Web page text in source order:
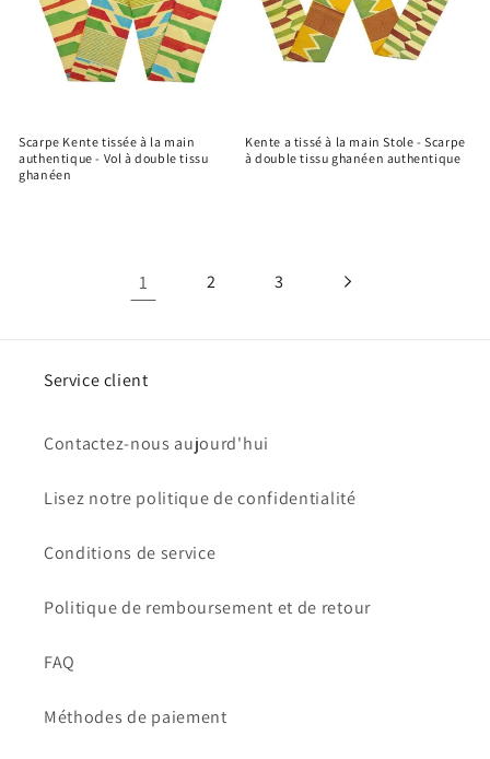
Scarpe Kente tissée à la main
authentique - Vol à double tissu
ghanéen
Kente a tissé à la main Stole - Scarpe
à double tissu ghanéen authentique
1 2 3
Service client
Contactez-nous aujourd'hui
Lisez notre politique de confidentialité
Conditions de service
Politique de remboursement et de retour
FAQ
Méthodes de paiement